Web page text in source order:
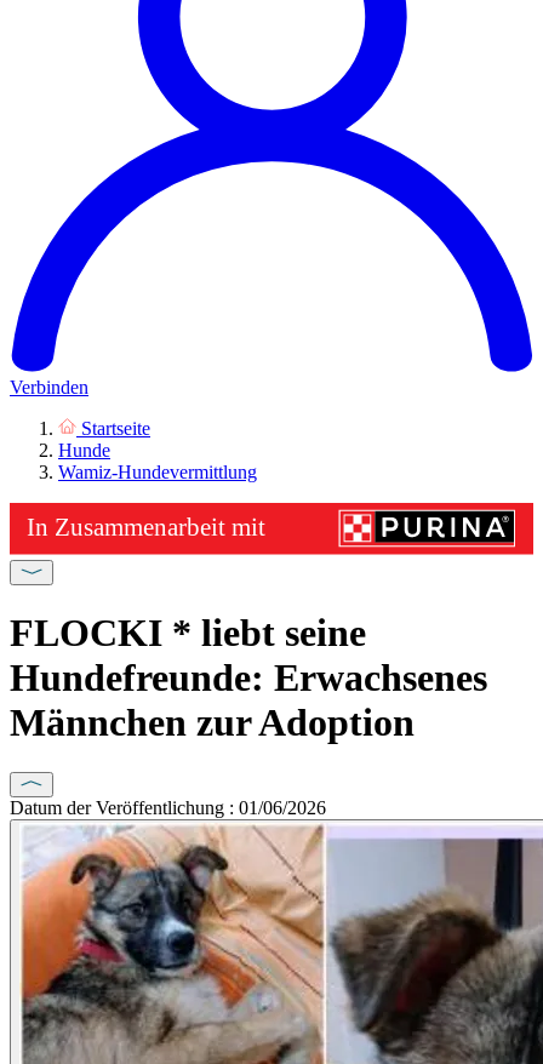
Verbinden
Startseite
Hunde
Wamiz-Hundevermittlung
FLOCKI * liebt seine
Hundefreunde: Erwachsenes
Männchen zur Adoption
Datum der Veröffentlichung : 01/06/2026